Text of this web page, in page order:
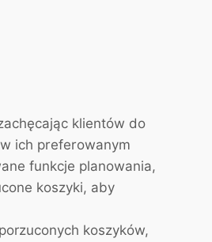
klientów do
ich preferowanym
funkcje planowania,
koszyki, aby
koszyków,